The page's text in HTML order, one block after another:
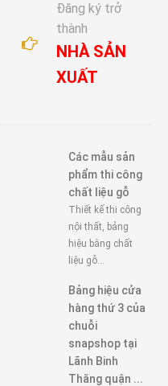
Đăng ký trở
thành
NHÀ SẢN
XUẤT
Các mẫu sản
phẩm thi công
chất liệu gỗ
Thiết kế thi công
nội thất, bảng
hiệu bằng chất
liệu gỗ...
Bảng hiệu cửa
hàng thứ 3 của
chuỗi
snapshop tại
Lãnh Binh
Thăng quận ...